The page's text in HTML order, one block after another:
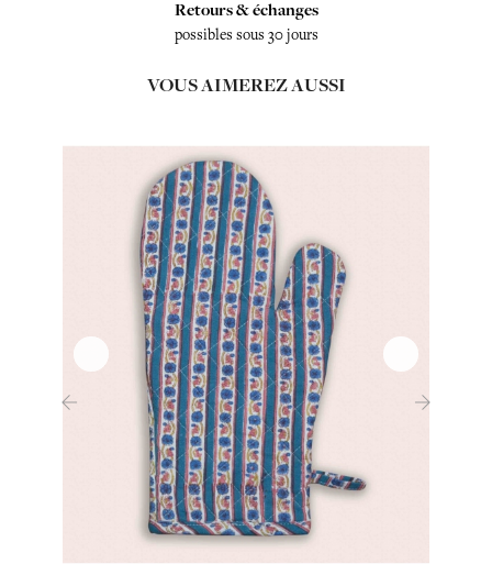
Retours & échanges
possibles sous 30 jours
VOUS AIMEREZ AUSSI